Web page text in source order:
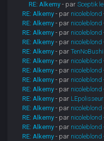
RE: Alkemy - parSceptik
RE: Alkemy - par nicoleblond
RE: Alkemy - par nicoleblond
RE: Alkemy - par nicoleblond
RE: Alkemy - par nicoleblond
RE: Alkemy - parTenNoBushi
RE: Alkemy - par nicoleblond
RE: Alkemy - par nicoleblond
RE: Alkemy - par nicoleblond
RE: Alkemy - par nicoleblond
RE: Alkemy - par LEpolisseur
RE: Alkemy - par nicoleblond
RE: Alkemy - par nicoleblond
RE: Alkemy - par nicoleblond
RE: Alkemy - par nicoleblond